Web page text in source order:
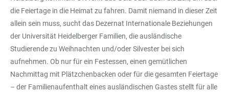
die Feiertage in die Heimat zu fahren. Damit niemand in dieser Zeit
allein sein muss, sucht das Dezernat Internationale Beziehungen
der Universität Heidelberger Familien, die ausländische
Studierende zu Weihnachten und/oder Silvester bei sich
aufnehmen. Ob nur für ein Festessen, einen gemütlichen
Nachmittag mit Plätzchenbacken oder für die gesamten Feiertage
– der Familienaufenthalt eines ausländischen Gastes stellt für alle